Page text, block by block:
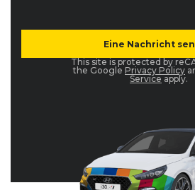
This site is protected by
the Google Privacy Policy
Service apply.